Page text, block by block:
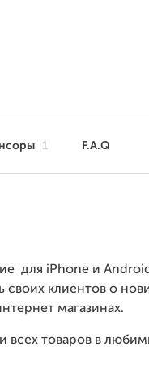
1 F.A.Q
для iPhone и
клиентов о
магазинах.
товаров в